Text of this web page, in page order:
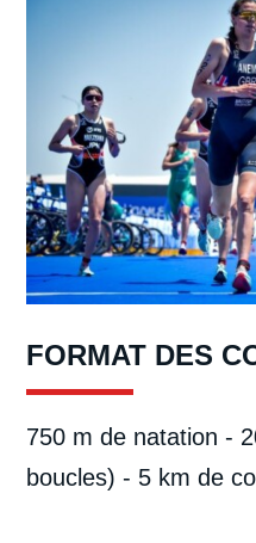
FORMAT DES
750 m de natation -
boucles) - 5 km de